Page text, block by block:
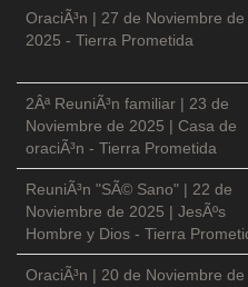
OraciÃ³n | 27 de Noviembre de
2025 - Tierra Prometida
2Âª ReuniÃ³n familiar | 23 de
Noviembre de 2025 | Casa de
oraciÃ³n - Tierra Prometida
ReuniÃ³n "SÃ© Sano" | 22 de
Noviembre de 2025 | JesÃºs
Hombre y Dios - Tierra
OraciÃ³n | 20 de Noviembre de